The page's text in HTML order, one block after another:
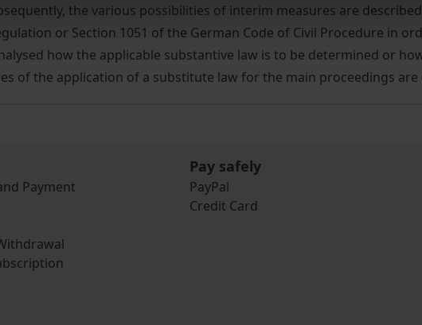
the various possibilities of interim measures are
or Section 1051 of the German Code of Civil Procedure in
how the applicable substantive law is to be determined or
of the application of a substitute law for the main proceedings are
Payment
Pay safely
PayPal
Credit Card